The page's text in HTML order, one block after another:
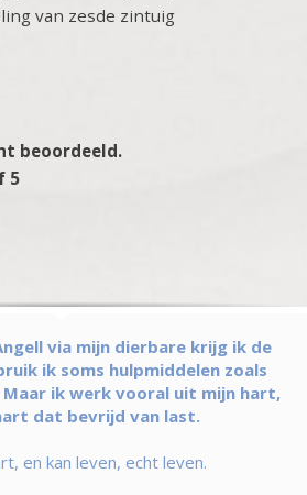
van zesde zintuig
beoordeeld.
5
via mijn dierbare krijg ik de
ik soms hulpmiddelen zoals
Maar ik werk vooral uit mijn hart,
dat bevrijd van last.
en kan leven, echt leven.